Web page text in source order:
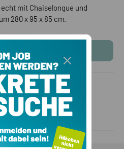
mit Chaiselongue und
280 x 95 x 85 cm.
ANZEIGEN